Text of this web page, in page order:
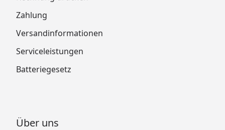
Zahlung
Versandinformationen
Serviceleistungen
Batteriegesetz
Über uns